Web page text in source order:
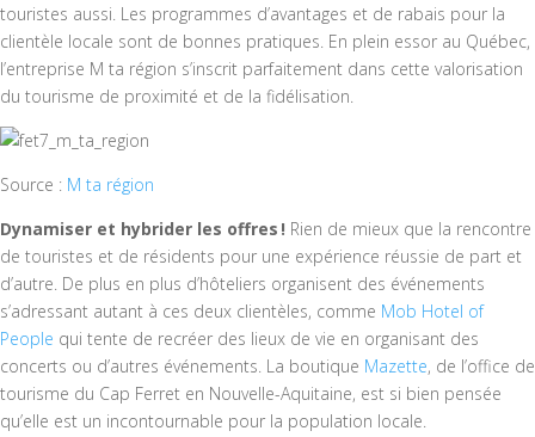
touristes aussi. Les programmes d’avantages et de rabais pour la
clientèle locale sont de bonnes pratiques. En plein essor au Québec,
l’entreprise M ta région s’inscrit parfaitement dans cette valorisation
du tourisme de proximité et de la fidélisation.
Source : M ta région
Dynamiser et hybrider les offres ! Rien de mieux que la rencontre
de touristes et de résidents pour une expérience réussie de part et
d’autre. De plus en plus d’hôteliers organisent des événements
s’adressant autant à ces deux clientèles, comme Mob Hotel of
People qui tente de recréer des lieux de vie en organisant des
concerts ou d’autres événements. La boutique Mazette, de l’office de
tourisme du Cap Ferret en Nouvelle-Aquitaine, est si bien pensée
qu’elle est un incontournable pour la population locale.